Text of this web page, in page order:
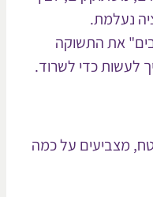
התשוקה
כדי לשרוד.
על כמה